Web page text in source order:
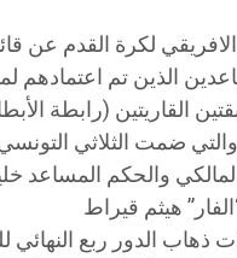
لكرة القدم عن
الذين تم اعتمادهم
القاريتين (رابطة
والتي ضمت الثلاثي
والحكم المساعد
ذهاب الدور ربع النهائي